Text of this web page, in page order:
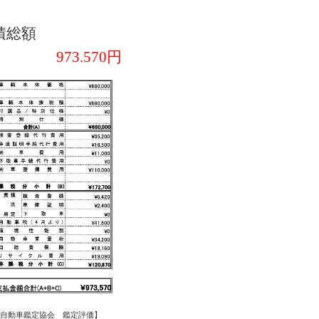
総額
973.570円
自動車鑑定協会 鑑定評価】